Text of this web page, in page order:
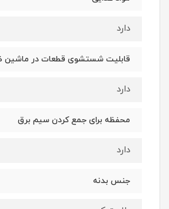
دارد
قابلیت شستشوی قطعات در ماشین
دارد
محفظه برای جمع كردن سیم برق
دارد
جنس بدنه